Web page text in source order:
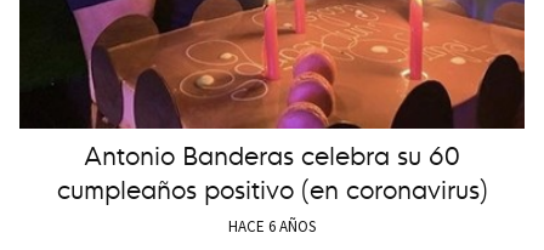
Antonio Banderas celebra su 60
cumpleaños positivo (en coronavirus)
HACE 6 AÑOS